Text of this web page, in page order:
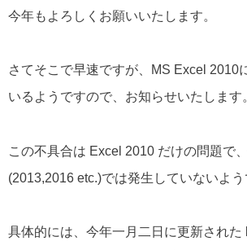
今年もよろしくお願いいたします。
さてそこで早速ですが、MS Excel 2010
いるようですので、お知らせいたします
この不具合は Excel 2010 だけの問題で
(2013,2016 etc.)では発生していないよう
具体的には、今年一月二日に更新された